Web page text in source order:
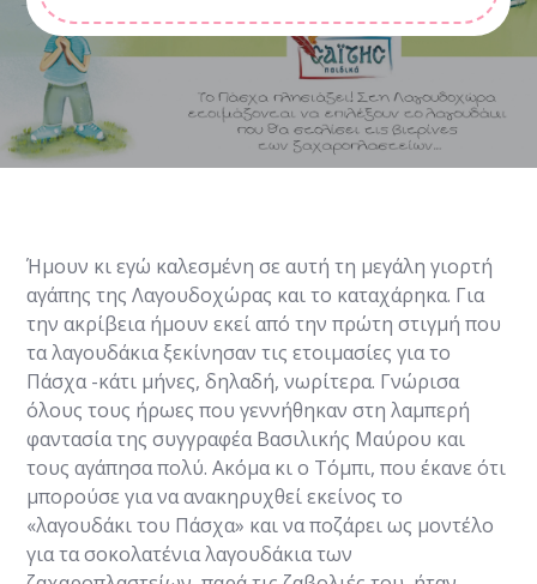
Ήμουν κι εγώ καλεσμένη σε αυτή τη μεγάλη γιορτή
αγάπης της Λαγουδοχώρας και το καταχάρηκα. Για
την ακρίβεια ήμουν εκεί από την πρώτη στιγμή που
τα λαγουδάκια ξεκίνησαν τις ετοιμασίες για το
Πάσχα -κάτι μήνες, δηλαδή, νωρίτερα. Γνώρισα
όλους τους ήρωες που γεννήθηκαν στη λαμπερή
φαντασία της συγγραφέα Βασιλικής Μαύρου και
τους αγάπησα πολύ. Ακόμα κι ο Τόμπι, που έκανε ότι
μπορούσε για να ανακηρυχθεί εκείνος το
«λαγουδάκι του Πάσχα» και να ποζάρει ως μοντέλο
για τα σοκολατένια λαγουδάκια των